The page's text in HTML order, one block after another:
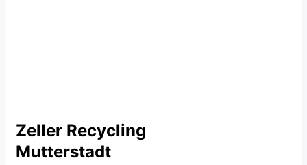
Zeller Recycling
Mutterstadt